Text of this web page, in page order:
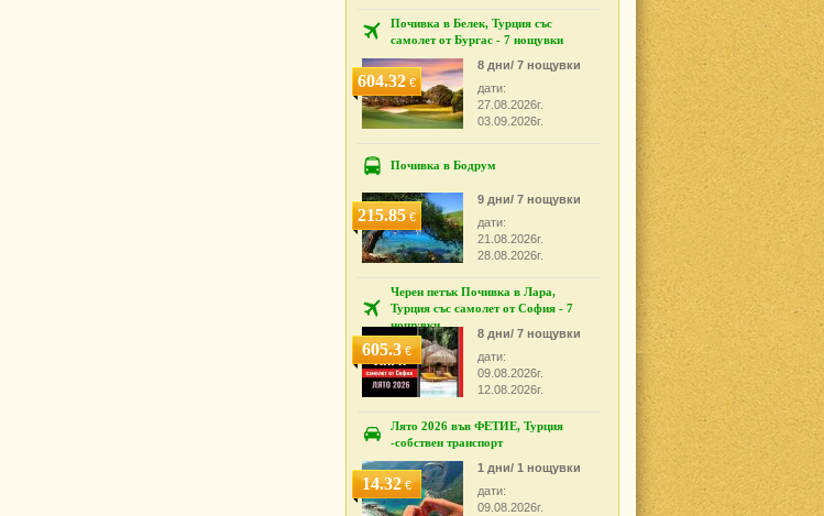
Почивка в Белек, Турция със
самолет от Бургас - 7 нощувки
604.32€
8 дни/ 7 нощувки
дати:
27.08.2026г.
03.09.2026г.
Почивка в Бодрум
215.85€
9 дни/ 7 нощувки
дати:
21.08.2026г.
28.08.2026г.
Черен петък Почивка в Лара,
Турция със самолет от София - 7
нощувки
605.3€
8 дни/ 7 нощувки
дати:
09.08.2026г.
12.08.2026г.
Лято 2026 във ФЕТИЕ, Турция
-собствен транспорт
14.32€
1 дни/ 1 нощувки
дати:
09.08.2026г.